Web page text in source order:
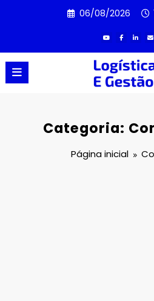
06/08/2026
Categoria:
Página inicial